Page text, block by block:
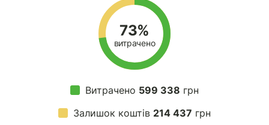
73%
витрачено
Витрачено 599 338 грн
Залишок коштів 214 437 грн